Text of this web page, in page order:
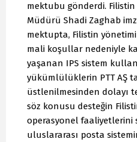
mektubu gönderdi.
Müdürü Shadi Zaghab
mektupta, Filistin
mali koşullar nedeniyle
yaşanan IPS sistem
yükümlülüklerin PTT AŞ
üstlenilmesinden dolayı
söz konusu desteğin
operasyonel faaliyetlerini
uluslararası posta